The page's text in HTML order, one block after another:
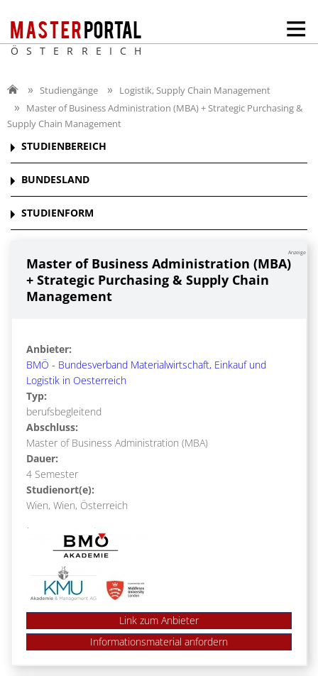
ÖSTERREICH
Studiengänge
Logistik, Supply Chain Management
Master of Business Administration (MBA) + Strategic Purchasing &
Supply Chain Management
STUDIENBEREICH
BUNDESLAND
STUDIENFORM
Anzeige
Master of Business Administration (MBA)
+ Strategic Purchasing & Supply Chain
Management
Anbieter:
BMÖ - Bundesverband Materialwirtschaft, Einkauf und
Logistik in Oesterreich
Typ:
berufsbegleitend
Abschluss:
Master of Business Administration (MBA)
Dauer:
4 Semester
Studienort(e):
Wien, Wien, Österreich
Link zum Anbieter